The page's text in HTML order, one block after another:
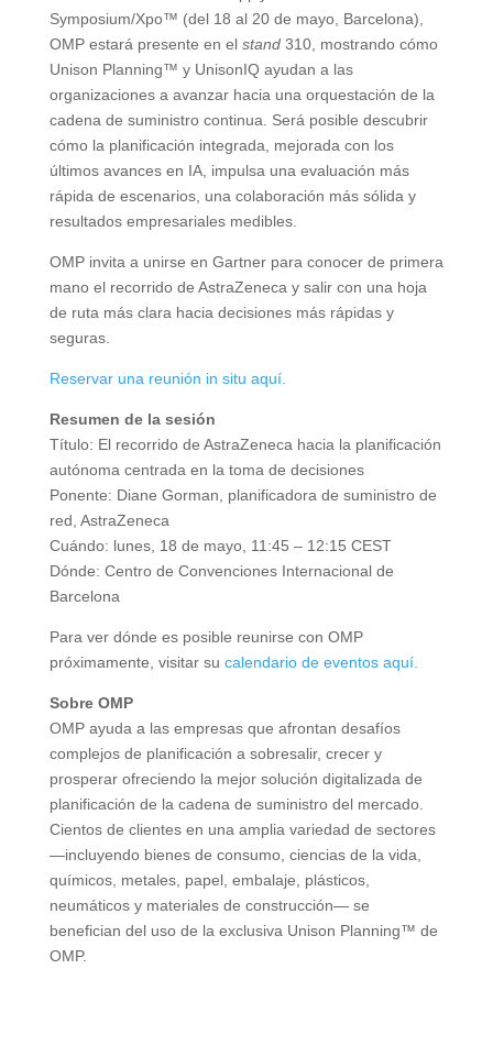
Symposium/Xpo™ (del 18 al 20 de mayo, Barcelona),
OMP estará presente en el stand 310, mostrando cómo
Unison Planning™ y UnisonIQ ayudan a las
organizaciones a avanzar hacia una orquestación de la
cadena de suministro continua. Será posible descubrir
cómo la planificación integrada, mejorada con los
últimos avances en IA, impulsa una evaluación más
rápida de escenarios, una colaboración más sólida y
resultados empresariales medibles.
OMP invita a unirse en Gartner para conocer de primera
mano el recorrido de AstraZeneca y salir con una hoja
de ruta más clara hacia decisiones más rápidas y
seguras.
Reservar una reunión in situ aquí.
Resumen de la sesión
Título: El recorrido de AstraZeneca hacia la planificación
autónoma centrada en la toma de decisiones
Ponente: Diane Gorman, planificadora de suministro de
red, AstraZeneca
Cuándo: lunes, 18 de mayo, 11:45 – 12:15 CEST
Dónde: Centro de Convenciones Internacional de
Barcelona
Para ver dónde es posible reunirse con OMP
próximamente, visitar su calendario de eventos aquí.
Sobre OMP
OMP ayuda a las empresas que afrontan desafíos
complejos de planificación a sobresalir, crecer y
prosperar ofreciendo la mejor solución digitalizada de
planificación de la cadena de suministro del mercado.
Cientos de clientes en una amplia variedad de sectores
—incluyendo bienes de consumo, ciencias de la vida,
químicos, metales, papel, embalaje, plásticos,
neumáticos y materiales de construcción— se
benefician del uso de la exclusiva Unison Planning™ de
OMP.